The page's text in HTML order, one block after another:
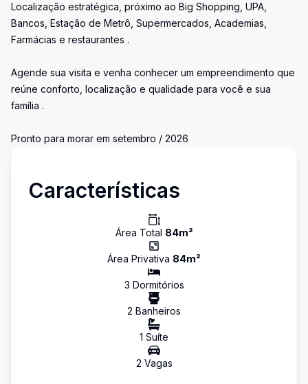
Localização estratégica, próximo ao Big Shopping, UPA,
Bancos, Estação de Metrô, Supermercados, Academias,
Farmácias e restaurantes .
Agende sua visita e venha conhecer um empreendimento que
reúne conforto, localização e qualidade para você e sua
família .
Pronto para morar em setembro / 2026
Características
Área Total 84m²
Área Privativa 84m²
3 Dormitórios
2 Banheiros
1 Suíte
2 Vagas